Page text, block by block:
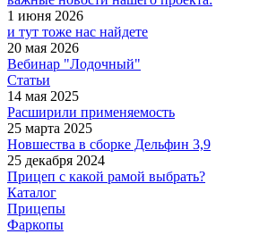
1 июня 2026
и тут тоже нас найдете
20 мая 2026
Вебинар "Лодочный"
Статьи
14 мая 2025
Расширили применяемость
25 марта 2025
Новшества в сборке Дельфин 3,9
25 декабря 2024
Прицеп с какой рамой выбрать?
Каталог
Прицепы
Фаркопы